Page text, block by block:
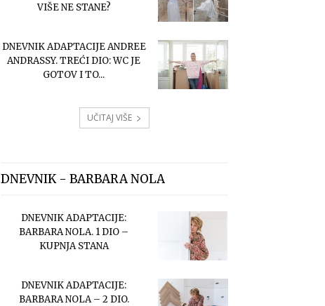
VIŠE NE STANE?
DNEVNIK ADAPTACIJE ANDREE
ANDRASSY. TREĆI DIO: WC JE
GOTOV I TO...
UČITAJ VIŠE
DNEVNIK - BARBARA NOLA
DNEVNIK ADAPTACIJE:
BARBARA NOLA. 1 DIO –
KUPNJA STANA
DNEVNIK ADAPTACIJE:
BARBARA NOLA – 2 DIO.